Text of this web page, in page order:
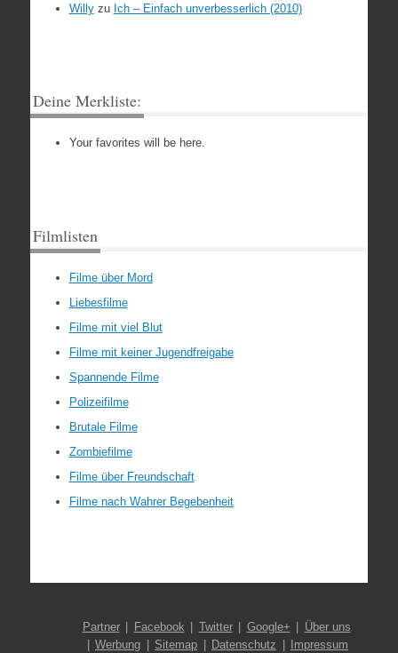
Willyzu Ich – Einfach unverbesserlich (2010)
Deine Merkliste:
Your favorites will be here.
Filmlisten
Filme über Mord
Liebesfilme
Filme mit viel Blut
Filme mit keiner Jugendfreigabe
Spannende Filme
Polizeifilme
Brutale Filme
Zombiefilme
Filme über Freundschaft
Filme nach Wahrer Begebenheit
Partner Facebook Twitter Google+
Über uns
Werbung
Sitemap Datenschutz Impressum